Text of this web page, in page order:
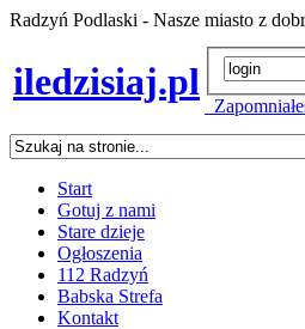
Radzyń Podlaski - Nasze miasto z
iledzisiaj.pl
Start
Gotuj z nami
Stare dzieje
Ogłoszenia
112 Radzyń
Babska Strefa
Kontakt